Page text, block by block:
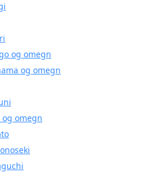
og omegn
og omegn
og omegn